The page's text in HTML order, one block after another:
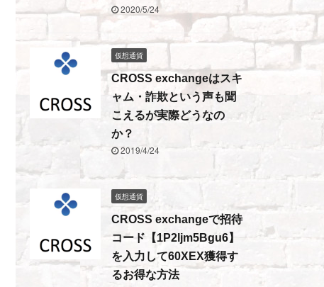
2020/5/24
仮想通貨
CROSS exchangeはスキ
ャム・詐欺という声も聞
こえるが実際どうなの
か？
2019/4/24
仮想通貨
CROSS exchangeで招待
コード【1P2ljm5Bgu6】
を入力して60XEX獲得す
るお得な方法